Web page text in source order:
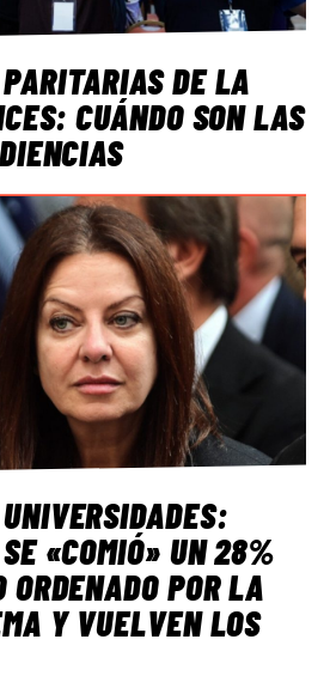
PARITARIAS DE LA
CUÁNDO SON LAS
UNIVERSIDADES:
«COMIÓ» UN 28%
POR LA
Y VUELVEN LOS